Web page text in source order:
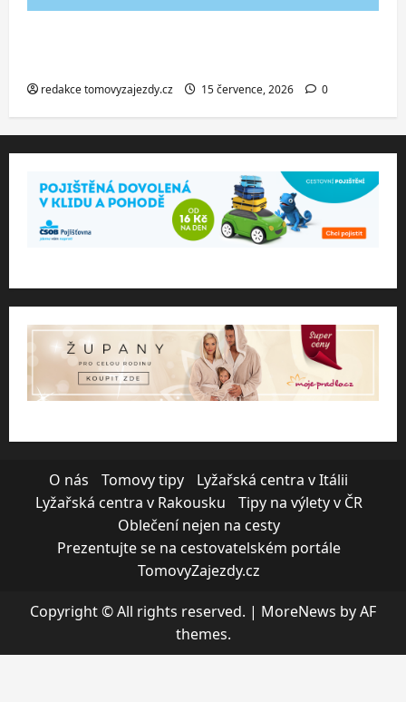
redakce tomovyzajezdy.cz 15 července, 2026 0
O nás Tomovy tipy
Lyžařská centra v Itálii
Lyžařská centra v Rakousku
Tipy na výlety v ČR
Oblečení nejen na cesty
Prezentujte se na cestovatelském portále
TomovyZajezdy.cz
Copyright © All rights reserved. | MoreNews by AF
themes.